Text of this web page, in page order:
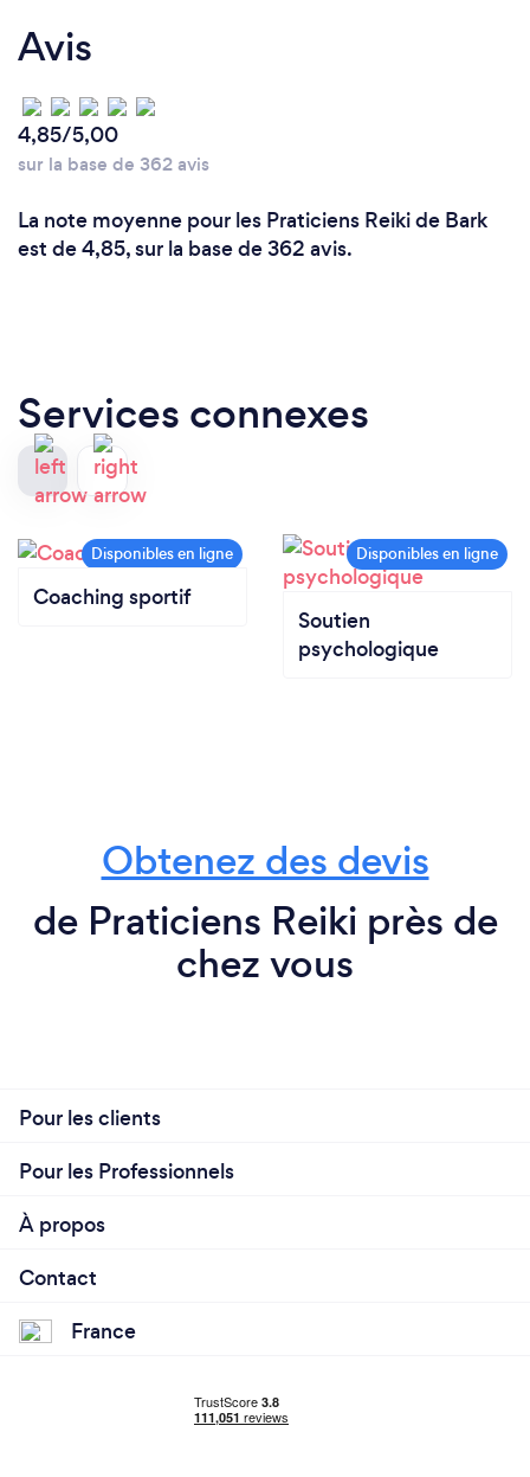
Avis
4,85/5,00
sur la base de 362 avis
La note moyenne pour les Praticiens Reiki de Bark
est de 4,85, sur la base de 362 avis.
Services connexes
Coaching sportif
Soutien
psychologique
Obtenez des devis
de Praticiens Reiki près de
chez vous
Pour les clients
Pour les Professionnels
À propos
Contact
France